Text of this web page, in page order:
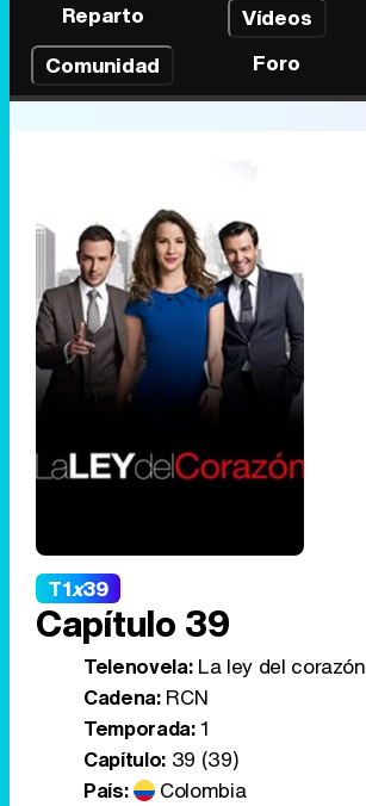
Reparto
Vídeos
Comunidad
Foro
T1x39
Capítulo 39
Telenovela:La ley del corazón
Cadena:RCN
Temporada:1
Capítulo:39 (39)
País:
Colombia